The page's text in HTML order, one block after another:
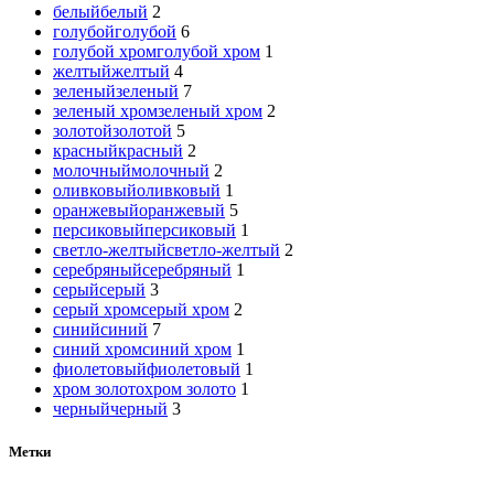
белыйбелый 2
голубойголубой 6
голубой хромголубой хром 1
желтыйжелтый 4
зеленыйзеленый 7
зеленый хромзеленый хром 2
золотойзолотой 5
красныйкрасный 2
молочныймолочный 2
оливковыйоливковый 1
оранжевыйоранжевый 5
персиковыйперсиковый 1
светло-желтыйсветло-желтый 2
серебряныйсеребряный 1
серыйсерый 3
серый хромсерый хром 2
синийсиний 7
синий хромсиний хром 1
фиолетовыйфиолетовый 1
хром золотохром золото 1
черныйчерный 3
Метки